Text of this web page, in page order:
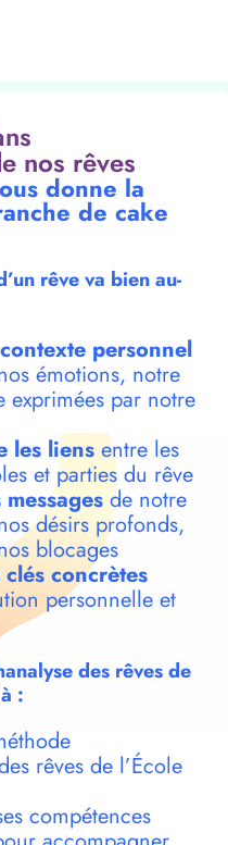
nos rêves
donne la
de cake
rêve va bien au-
personnel
émotions, notre
exprimées par notre
les liensentre les
et parties du rêve
de notre
désirs profonds,
blocages
concrètes
personnelle et
des rêves de
:
rêves de l’École
compétences